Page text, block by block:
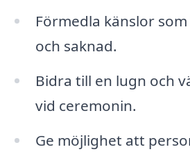
Förmedla känslor
och saknad.
Bidra till en lugn och
vid ceremonin.
Ge möjlighet att